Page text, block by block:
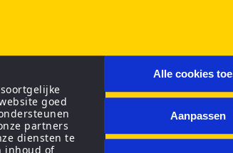
goed
partners
diensten te
inhoud of
Alle cookies
Aanpassen